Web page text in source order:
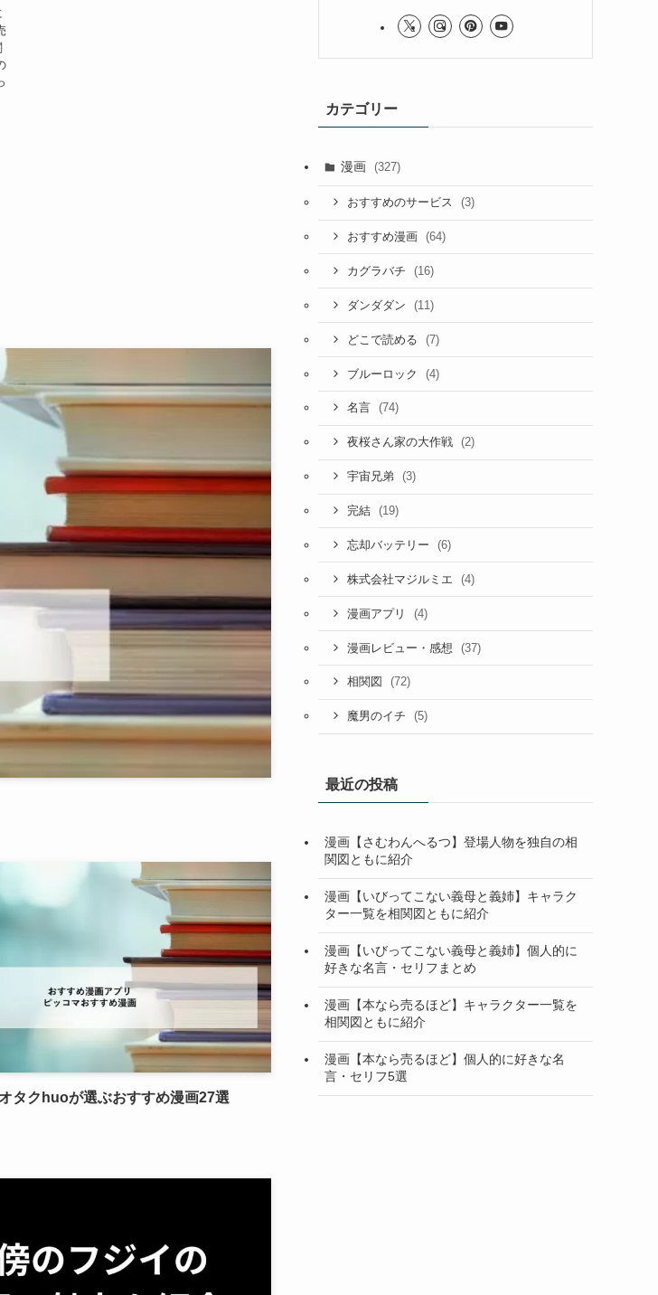
タクhuoが選ぶおすすめ漫画27選
カテゴリー
漫画 (327)
おすすめのサービス (3)
おすすめ漫画 (64)
カグラバチ (16)
ダンダダン (11)
どこで読める (7)
ブルーロック (4)
名言 (74)
夜桜さん家の大作戦 (2)
宇宙兄弟 (3)
完結 (19)
忘却バッテリー (6)
株式会社マジルミエ (4)
漫画アプリ (4)
漫画レビュー・感想 (37)
相関図 (72)
魔男のイチ (5)
最近の投稿
漫画【さむわんへるつ】登場人物を独自の相
関図ともに紹介
漫画【いびってこない義母と義姉】キャラク
ター一覧を相関図ともに紹介
漫画【いびってこない義母と義姉】個人的に
好きな名言・セリフまとめ
漫画【本なら売るほど】キャラクター一覧を
相関図ともに紹介
漫画【本なら売るほど】個人的に好きな名
言・セリフ5選